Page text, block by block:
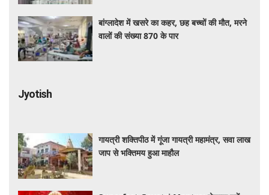
बांग्लादेश में खसरे का कहर, छह बच्चों की मौत, मरने
वालों की संख्या 870 के पार
Jyotish
गायत्री शक्तिपीठ में गूंजा गायत्री महामंत्र, सवा लाख
जाप से भक्तिमय हुआ माहौल